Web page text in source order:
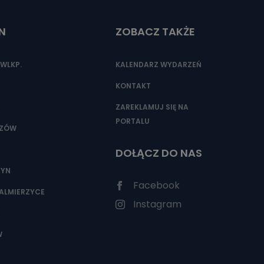
ze
ZOBACZ TAKŻE
KALENDARZ WYDARZEŃ
KONTAKT
ZAREKLAMUJ SIĘ NA
PORTALU
DOŁĄCZ DO NAS
Facebook
Instagram